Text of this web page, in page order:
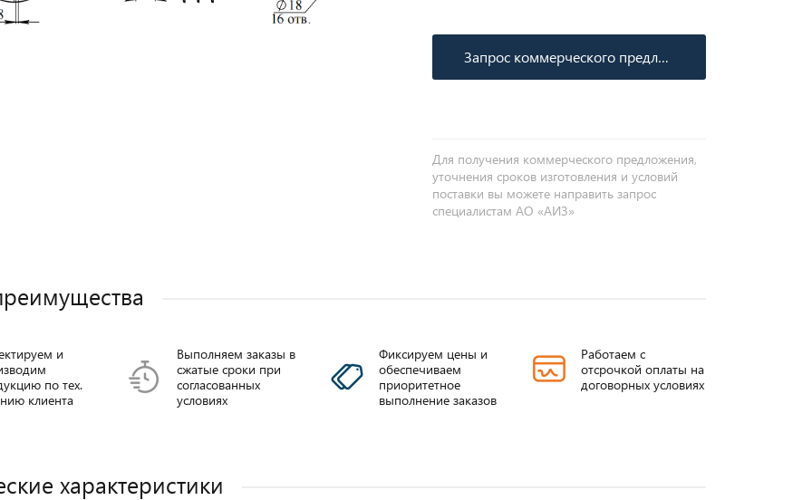
Запрос коммерческого предложения
Для получения коммерческого предложения,
уточнения сроков изготовления и условий
поставки вы можете направить запрос
специалистам АО «АИЗ»
и
по тех.
клиента
Выполняем заказы в
сжатые сроки при
согласованных
условиях
Фиксируем цены и
обеспечиваем
приоритетное
выполнение заказов
Работаем с
отсрочкой оплаты на
договорных условиях
характеристики